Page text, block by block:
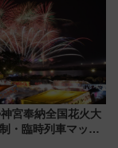
スフリー旅へ行こ
宮奉納全国花火大
・臨時列車マッ